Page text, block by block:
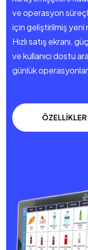
ve operasyon
için geliştirilmiş yeni
Hızlı satış ekranı,
ve kullanıcı dostu
günlük
ÖZELLİKLER